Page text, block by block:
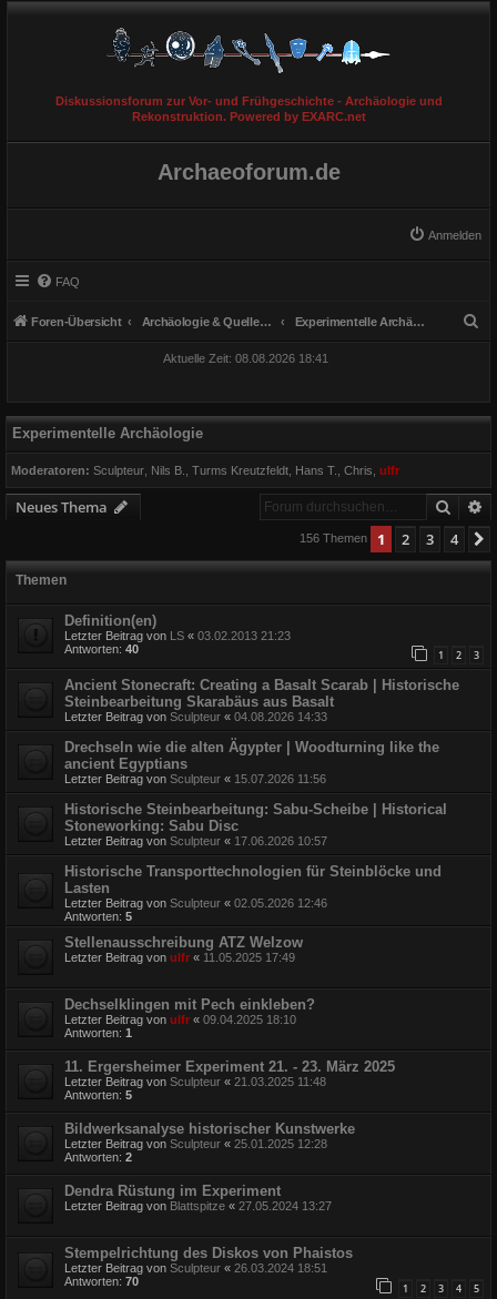
Diskussionsforum zur Vor- und Frühgeschichte - Archäologie und
Rekonstruktion. Powered by EXARC.net
Archaeoforum.de
Anmelden
FAQ
Foren-Übersicht Archäologie & Quellengattungen Experimentelle Archäologie
Aktuelle Zeit: 08.08.2026 18:41
Experimentelle Archäologie
Moderatoren: Sculpteur Nils B. ,Turms Kreutzfeldt Hans T. ,Chris ,ulfr
Neues Thema Suche
156 Themen 1 2 3 4
Themen
Definition(en)
Letzter Beitrag von LS « 03.02.2013 21:23
Antworten: 40 1 2 3
Ancient Stonecraft: Creating a Basalt Scarab | Historische
Steinbearbeitung Skarabäus aus Basalt
Letzter Beitrag von Sculpteur « 04.08.2026 14:33
Drechseln wie die alten Ägypter | Woodturning like the
ancient Egyptians
Letzter Beitrag von Sculpteur « 15.07.2026 11:56
Historische Steinbearbeitung: Sabu-Scheibe | Historical
Stoneworking: Sabu Disc
Letzter Beitrag von Sculpteur « 17.06.2026 10:57
Historische Transporttechnologien für Steinblöcke und
Lasten
Letzter Beitrag von Sculpteur « 02.05.2026 12:46
Antworten: 5
Stellenausschreibung ATZ Welzow
Letzter Beitrag von ulfr « 11.05.2025 17:49
Dechselklingen mit Pech einkleben?
Letzter Beitrag von ulfr « 09.04.2025 18:10
Antworten: 1
11. Ergersheimer Experiment 21. - 23. März 2025
Letzter Beitrag von Sculpteur « 21.03.2025 11:48
Antworten: 5
Bildwerksanalyse historischer Kunstwerke
Letzter Beitrag von Sculpteur « 25.01.2025 12:28
Antworten: 2
Dendra Rüstung im Experiment
Letzter Beitrag von Blattspitze « 27.05.2024 13:27
Stempelrichtung des Diskos von Phaistos
Letzter Beitrag von Sculpteur « 26.03.2024 18:51
Antworten: 70 1 2 3 4 5